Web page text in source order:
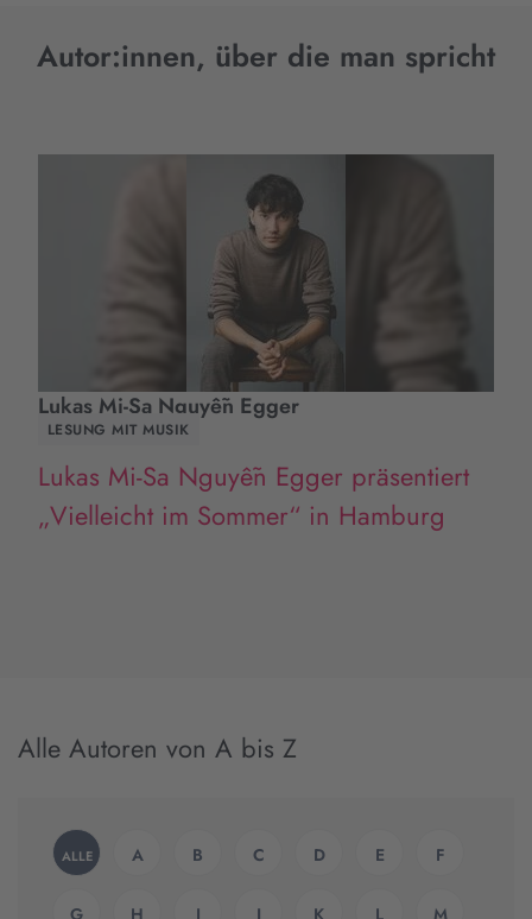
Autor:innen, über die man spricht
Lukas Mi-Sa Nguyễn Egger
LESUNG MIT MUSIK
Lukas Mi-Sa Nguyễn Egger präsentiert
„Vielleicht im Sommer“ in Hamburg
Alle Autoren von A bis Z
ALLE A B C D E F
G H I J K L M